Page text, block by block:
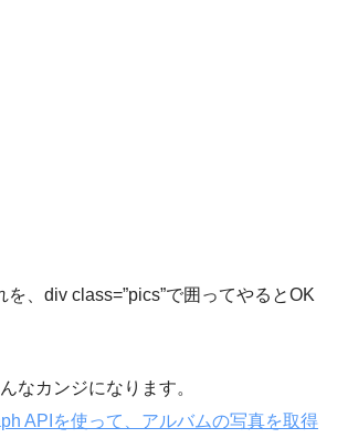
を、div class=”pics”で囲ってやるとOK
なカンジになります。
APIを使って、アルバムの写真を取得